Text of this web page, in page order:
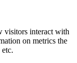
visitors interact with
on metrics the